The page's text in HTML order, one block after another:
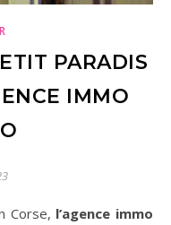
PARADIS
IMMO
Corse, l’agence immo